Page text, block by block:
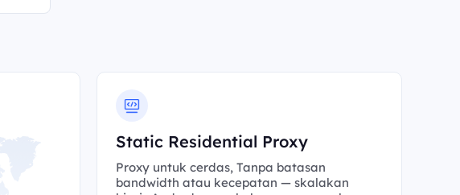
Static Residential Proxy
Proxy untuk cerdas, Tanpa batasan
bandwidth atau kecepatan — skalakan